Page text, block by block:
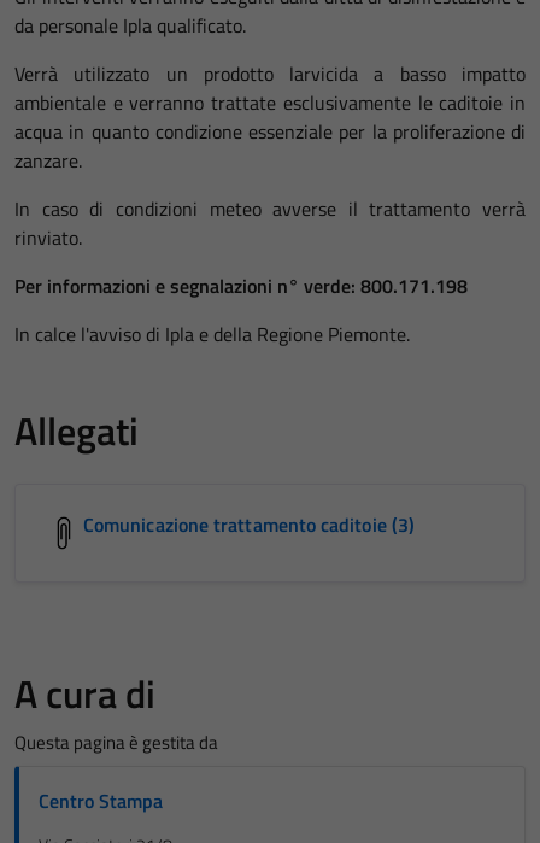
da personale Ipla qualificato.
Verrà utilizzato un prodotto larvicida a basso impatto
ambientale e verranno trattate esclusivamente le caditoie in
acqua in quanto condizione essenziale per la proliferazione di
zanzare.
In caso di condizioni meteo avverse il trattamento verrà
rinviato.
Per informazioni e segnalazioni n° verde: 800.171.198
In calce l'avviso di Ipla e della Regione Piemonte.
Allegati
Comunicazione trattamento caditoie (3)
A cura di
Questa pagina è gestita da
Centro Stampa